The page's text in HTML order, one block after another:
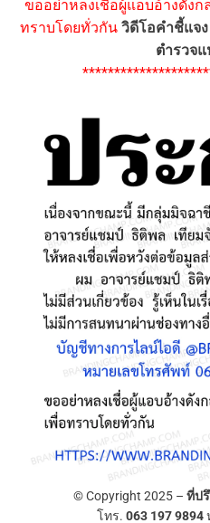
ขออย่าหลงเชื่อผู้แอบอ้างดัง
ทราบโดยทั่วกัน วิดีโอคำชี้แจง
ตำรวจ
© Copyright 2025 – ที่ป
โทร. 063 197 9894